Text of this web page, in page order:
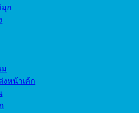
มุก
หน้าเค้ก